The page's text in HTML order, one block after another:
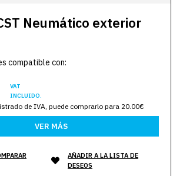
Neumático exterior
compatible con:
VAT
INCLUIDO.
de IVA, puede comprarlo para 20.00€
VER MÁS
AÑADIR A LA LISTA DE
DESEOS